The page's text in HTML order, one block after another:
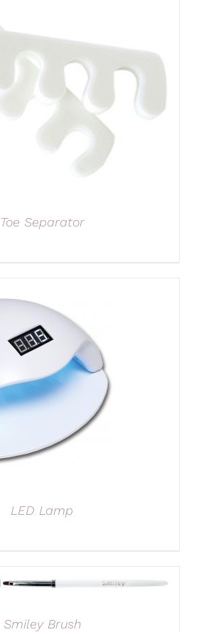
Toe Separator
LED Lamp
Smiley Brush